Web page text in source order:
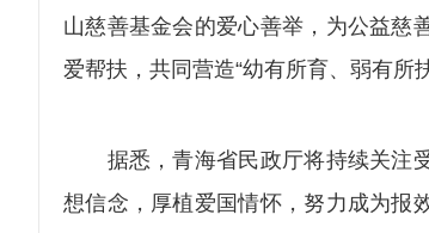
山慈善基金会的爱心善举，为公益慈
爱帮扶，共同营造“幼有所育、弱有所
据悉，青海省民政厅将持续关注受
想信念，厚植爱国情怀，努力成为报